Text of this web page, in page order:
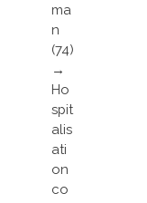
ma
n
(74)
→
Ho
spit
alis
ati
on
co